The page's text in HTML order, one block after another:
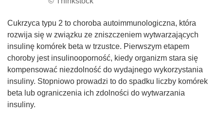
Cukrzyca typu 2 to choroba autoimmunologiczna, która
rozwija się w związku ze zniszczeniem wytwarzających
insulinę komórek beta w trzustce. Pierwszym etapem
choroby jest insulinooporność, kiedy organizm stara się
kompensować niezdolność do wydajnego wykorzystania
insuliny. Stopniowo prowadzi to do spadku liczby komórek
beta lub ograniczenia ich zdolności do wytwarzania
insuliny.